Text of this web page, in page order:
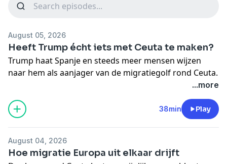
August 05, 2026
Heeft Trump écht iets met Ceuta te maken?
Trump haat Spanje en steeds meer mensen wijzen
naar hem als aanjager van de migratiegolf rond Ceuta.
⁠Doe een kleine donatie
🎧 Meer horen:
🔔 Meer van ons:
- Instagram
...more
38min Play
August 04, 2026
Hoe migratie Europa uit elkaar drijft